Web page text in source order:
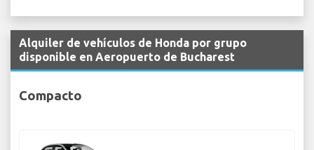
Alquiler de vehículos de Honda por grupo
disponible en Aeropuerto de Bucharest
Compacto